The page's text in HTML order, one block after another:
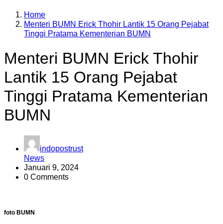
Home
Menteri BUMN Erick Thohir Lantik 15 Orang Pejabat
Tinggi Pratama Kementerian BUMN
Menteri BUMN Erick Thohir
Lantik 15 Orang Pejabat
Tinggi Pratama Kementerian
BUMN
indopostrust
News
Januari 9, 2024
0 Comments
foto BUMN